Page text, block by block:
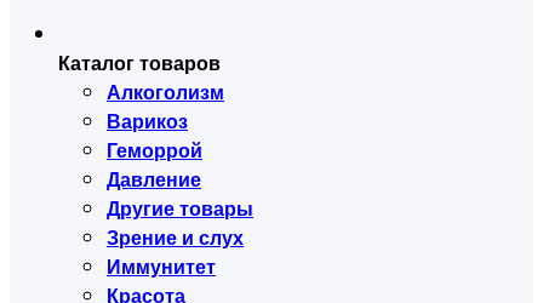
Каталог товаров
Алкоголизм
Варикоз
Геморрой
Давление
Другие товары
Зрение и слух
Иммунитет
Красота